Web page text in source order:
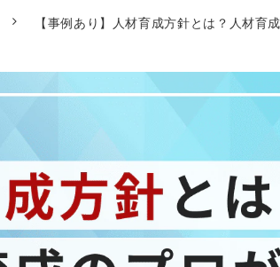
【事例あり】人材育成方針とは？人材育